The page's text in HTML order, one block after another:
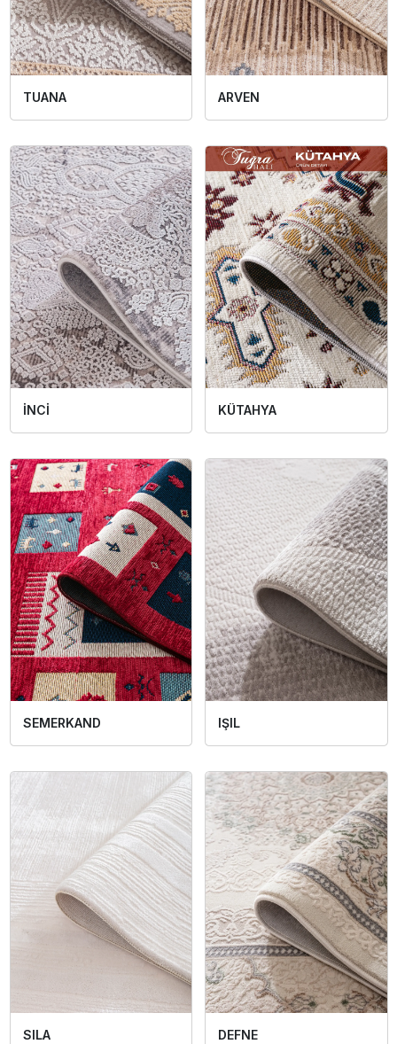
TUANA ARVEN
İNCİ KÜTAHYA
SEMERKAND IŞIL
SILA DEFNE